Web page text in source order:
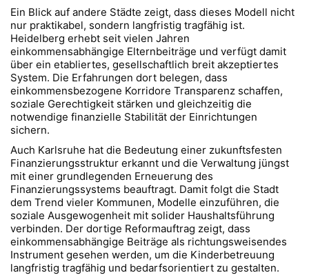
Ein Blick auf andere Städte zeigt, dass dieses Modell nicht
nur praktikabel, sondern langfristig tragfähig ist.
Heidelberg erhebt seit vielen Jahren
einkommensabhängige Elternbeiträge und verfügt damit
über ein etabliertes, gesellschaftlich breit akzeptiertes
System. Die Erfahrungen dort belegen, dass
einkommensbezogene Korridore Transparenz schaffen,
soziale Gerechtigkeit stärken und gleichzeitig die
notwendige finanzielle Stabilität der Einrichtungen
sichern.
Auch Karlsruhe hat die Bedeutung einer zukunftsfesten
Finanzierungsstruktur erkannt und die Verwaltung jüngst
mit einer grundlegenden Erneuerung des
Finanzierungssystems beauftragt. Damit folgt die Stadt
dem Trend vieler Kommunen, Modelle einzuführen, die
soziale Ausgewogenheit mit solider Haushaltsführung
verbinden. Der dortige Reformauftrag zeigt, dass
einkommensabhängige Beiträge als richtungsweisendes
Instrument gesehen werden, um die Kinderbetreuung
langfristig tragfähig und bedarfsorientiert zu gestalten.